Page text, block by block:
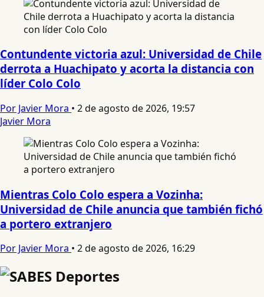
Contundente victoria azul: Universidad de Chile
derrota a Huachipato y acorta la distancia con
líder Colo Colo
Por Javier Mora • 2 de agosto de 2026, 19:57
Javier Mora
Mientras Colo Colo espera a Vozinha:
Universidad de Chile anuncia que también fichó
a portero extranjero
Por Javier Mora • 2 de agosto de 2026, 16:29